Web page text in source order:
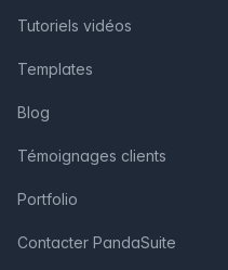
Tutoriels vidéos
Templates
Blog
Témoignages clients
Portfolio
Contacter PandaSuite